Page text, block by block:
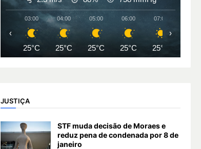
03:00
25°C
04:00
25°C
05:00
25°C
06:00
25°C
07:00
25°C
‹ ›
JUSTIÇA
STF muda decisão de Moraes e
reduz pena de condenada por 8 de
janeiro